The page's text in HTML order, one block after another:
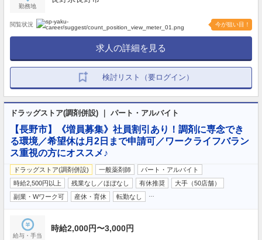
勤務地
閲覧状況 今が狙い目！
求人の詳細を見る
検討リスト（要ログイン）
ドラッグストア(調剤併設) ｜ パート・アルバイト
【長野市】《増員募集》社員割引あり！調剤に専念でき
る環境／希望休は月2日まで申請可／ワークライフバラン
ス重視の方にオススメ♪
ドラッグストア(調剤併設) 一般薬剤師
パート・アルバイト
時給2,500円以上
残業なし／ほぼなし 有休推奨
大手（50店舗）
副業・Wワーク可
産休・育休 転勤なし
給与・手当
時給2,000円〜3,000円